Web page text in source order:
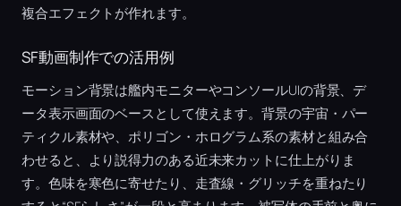
複合エフェクトが作れます。
SF動画制作での活用例
モーション背景は艦内モニターやコンソールUIの背景、デ
ータ表示画面のベースとして使えます。背景の宇宙・パー
ティクル素材や、ポリゴン・ホログラム系の素材と組み合
わせると、より説得力のある近未来カットに仕上がりま
す。色味を寒色に寄せたり、走査線・グリッチを重ねたり